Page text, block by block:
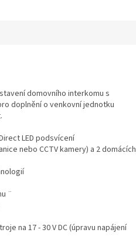
domovního interkomu s
doplnění o venkovní jednotku
LED podsvícení
nebo CCTV kamery) a 2 domácích
¨
na 17 - 30 V DC (úpravu napájení